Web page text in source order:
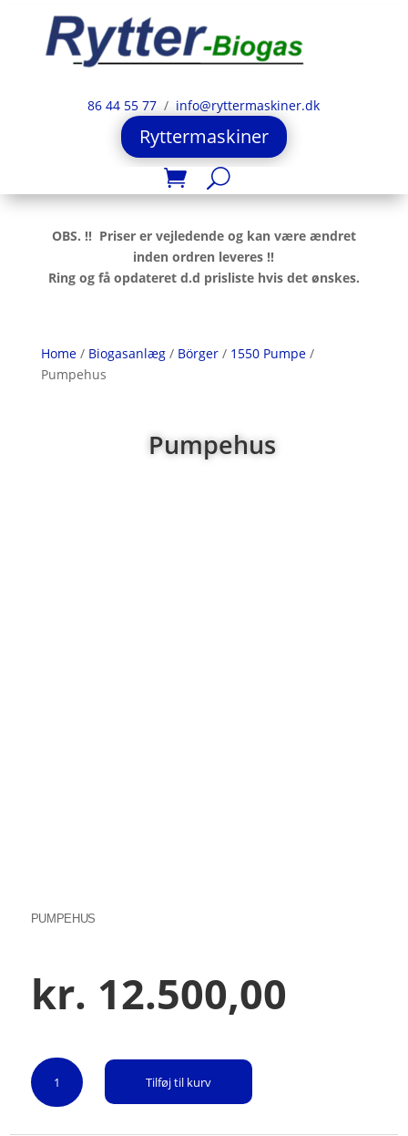
86 44 55 77 / info@ryttermaskiner.dk
Ryttermaskiner
OBS. !! Priser er vejledende og kan være ændret
inden ordren leveres !!
Ring og få opdateret d.d prisliste hvis det ønskes.
Home/ Biogasanlæg/ Börger/ 1550 Pumpe/
Pumpehus
Pumpehus
PUMPEHUS
kr. 12.500,00
Pumpehus
antal
Tilføj til kurv